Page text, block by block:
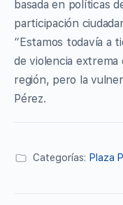
basada en políticas
participación
“Estamos todavía a
de violencia extrema
región, pero la
Pérez.
Categorías: Plaza